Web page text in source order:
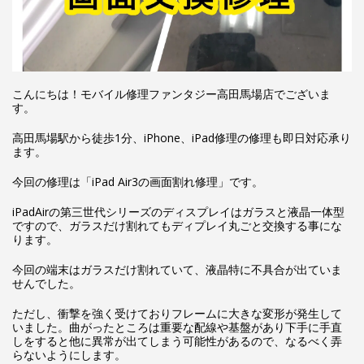
こんにちは！モバイル修理ファンタジー高田馬場店でございま
す。
高田馬場駅から徒歩1分、iPhone、iPad修理の修理も即日対応承り
ます。
今回の修理は「iPad Air3の画面割れ修理」です。
iPadAirの第三世代シリーズのディスプレイはガラスと液晶一体型
ですので、ガラスだけ割れてもディプレイ丸ごと交換する事にな
ります。
今回の端末はガラスだけ割れていて、液晶特に不具合が出ていま
せんでした。
ただし、衝撃を強く受けておりフレームに大きな変形が発生して
いました。曲がったところは重要な配線や基盤があり下手に手直
しをすると他に異常が出てしまう可能性があるので、なるべく弄
らないようにします。